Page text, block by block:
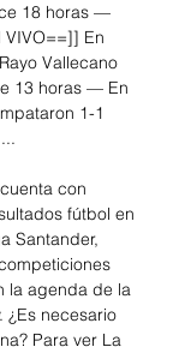
18 horas —
VIVO==]] En
Vallecano
13 horas — En
1-1
con
fútbol en
Santander,
la agenda de la
¿Es necesario
Para ver La